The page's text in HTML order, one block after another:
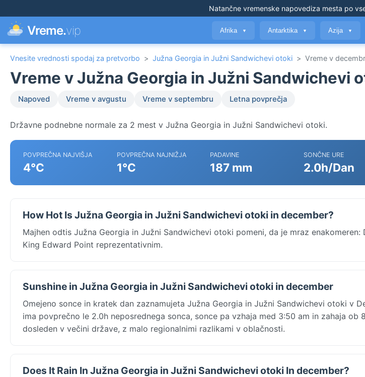
Natančne vremenske napovediza mesta po
Vreme.vip Afrika ▼ Antarktika ▼ Azija ▼
Vnesite vrednosti spodaj za pretvorbo > Južna Georgia in Južni Sandwichevi otoki > Vreme v
Vreme v Južna Georgia in Južni Sandwichevi
Napoved Vreme v avgustu Vreme v septembru Letna povprečja
Državne podnebne normale za 2 mest v Južna Georgia in Južni Sandwichevi otoki.
POVPREČNA NAJVIŠJA
4°C
POVPREČNA NAJNIŽJA
1°C
PADAVINE
187 mm
SONČNE URE
2.0h/Dan
How Hot Is Južna Georgia in Južni Sandwichevi otoki in december?
Majhen odtis Južna Georgia in Južni Sandwichevi otoki pomeni, da je mraz enakomeren:
King Edward Point reprezentativnim.
Sunshine in Južna Georgia in Južni Sandwichevi otoki in december
Omejeno sonce in kratek dan zaznamujeta Južna Georgia in Južni Sandwichevi otoki v
ima povprečno le 2.0h neposrednega sonca, sonce pa vzhaja med 3:50 am in zahaja ob
dosleden v večini države, z malo regionalnimi razlikami v oblačnosti.
Does It Rain In Južna Georgia in Južni Sandwichevi otoki In december?